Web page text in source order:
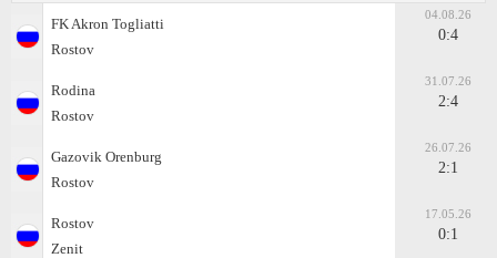
FK Akron Togliatti
Rostov
04.08.26
0:4
Rodina
Rostov
31.07.26
2:4
Gazovik Orenburg
Rostov
26.07.26
2:1
Rostov
Zenit
17.05.26
0:1